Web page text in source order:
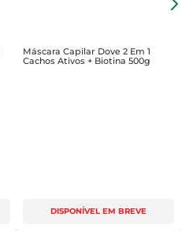
Máscara Capilar Dove 2 Em 1
Cachos Ativos + Biotina 500g
DISPONÍVEL EM BREVE